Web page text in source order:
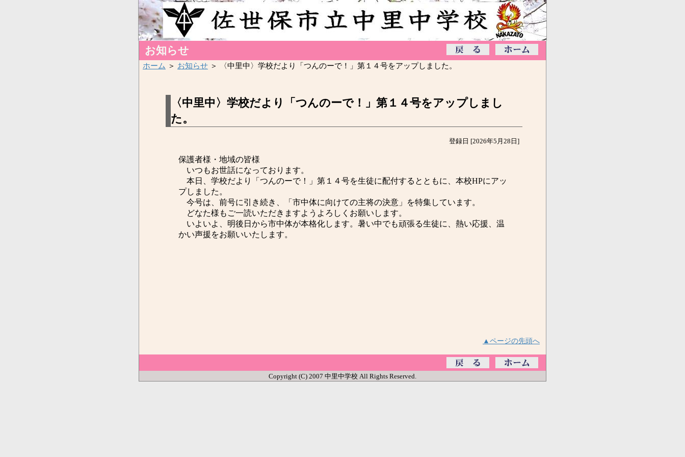
お知らせ
ホーム ＞ お知らせ ＞ 〈中里中〉学校だより「つんのーで！」第１４号をアップしました。
〈中里中〉学校だより「つんのーで！」第１４号をアップしまし
た。
登録日 [2026年5月28日]
保護者様・地域の皆様
いつもお世話になっております。
本日、学校だより「つんのーで！」第１４号を生徒に配付するとともに、本校HPにアッ
プしました。
今号は、前号に引き続き、「市中体に向けての主将の決意」を特集しています。
どなた様もご一読いただきますようよろしくお願いします。
いよいよ、明後日から市中体が本格化します。暑い中でも頑張る生徒に、熱い応援、温
かい声援をお願いいたします。
▲ページの先頭へ
Copyright (C) 2007 中里中学校 All Rights Reserved.